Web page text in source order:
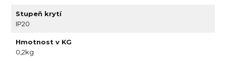
Stupeň krytí
IP20
Hmotnost v KG
0,2kg